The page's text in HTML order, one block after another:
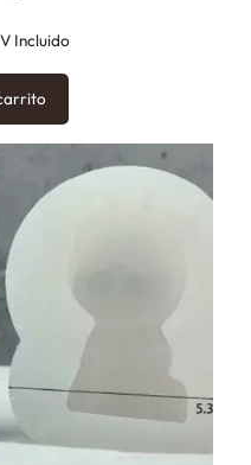
Incluido